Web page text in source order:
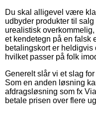
Du skal alligevel være
udbyder produkter til
urealistisk
et kendetegn på en falsk
betalingskort er heldigvis
hvilket passer på folk
Generelt slår vi et slag
Som en anden løsning
afdragsløsning som fx
betale prisen over flere